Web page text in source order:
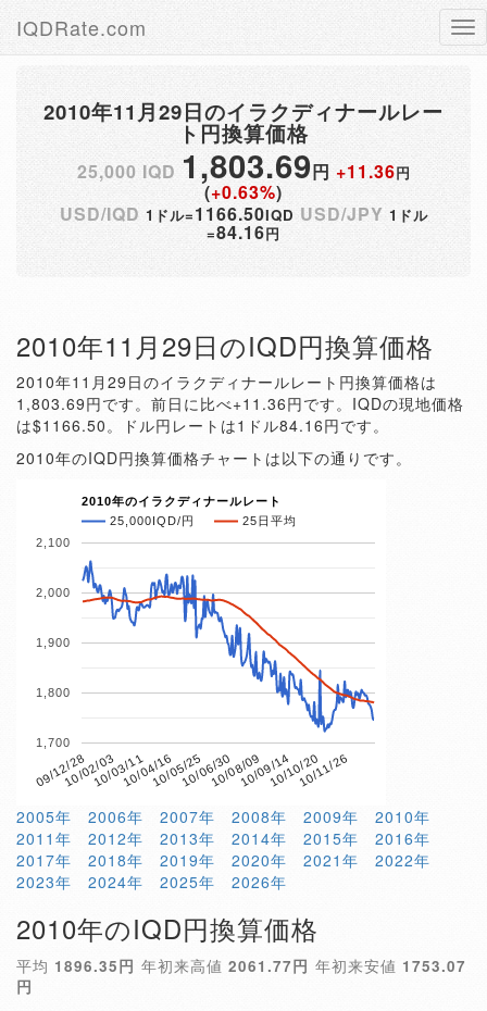
IQDRate.com
2010年11月29日のイラクディナールレー
ト円換算価格
25,000 IQD 1,803.69円 +11.36円
(+0.63%)
USD/IQD 1ドル=1166.50IQD USD/JPY 1ドル
=84.16円
2010年11月29日のIQD円換算価格
2010年11月29日のイラクディナールレート円換算価格は
1,803.69円です。前日に比べ+11.36円です。IQDの現地価格
は$1166.50。ドル円レートは1ドル84.16円です。
2010年のIQD円換算価格チャートは以下の通りです。
2010年のイラクディナールレート
25,000IQD/円
25日平均
09/12/2810/02/0310/03/1110/04/1610/05/2510/06/3010/08/0910/09/1410/10/2010/11/26
1,700
1,800
1,900
2,000
2,100
2005年 2006年 2007年 2008年 2009年
2010年
2011年
2012年 2013年 2014年 2015年
2016年
2017年
2018年 2019年 2020年 2021年
2022年
2023年
2024年 2025年 2026年
2010年のIQD円換算価格
平均 1896.35円 年初来高値 2061.77円 年初来安値 1753.07
円